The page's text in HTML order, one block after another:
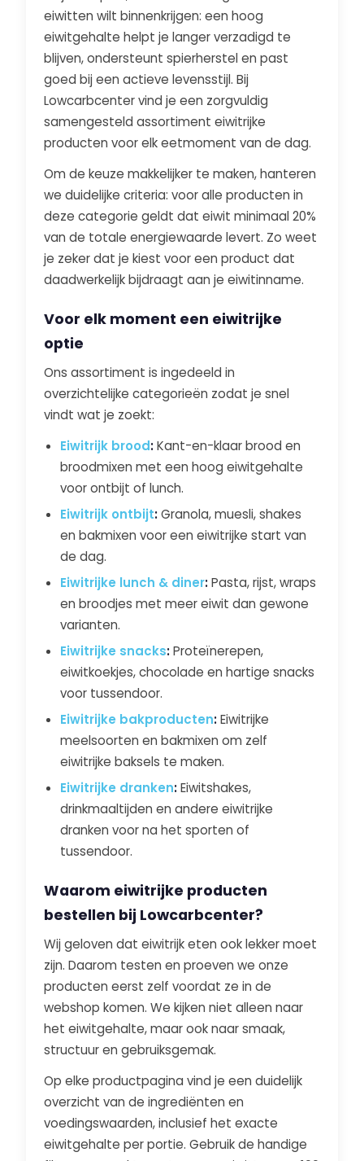
eiwitten wilt binnenkrijgen: een hoog
eiwitgehalte helpt je langer verzadigd te
blijven, ondersteunt spierherstel en past
goed bij een actieve levensstijl. Bij
Lowcarbcenter vind je een zorgvuldig
samengesteld assortiment eiwitrijke
producten voor elk eetmoment van de dag.
Om de keuze makkelijker te maken, hanteren
we duidelijke criteria: voor alle producten in
deze categorie geldt dat eiwit minimaal 20%
van de totale energiewaarde levert. Zo weet
je zeker dat je kiest voor een product dat
daadwerkelijk bijdraagt aan je eiwitinname.
Voor elk moment een eiwitrijke
optie
Ons assortiment is ingedeeld in
overzichtelijke categorieën zodat je snel
vindt wat je zoekt:
Eiwitrijk brood:Kant-en-klaar brood en
broodmixen met een hoog eiwitgehalte
voor ontbijt of lunch.
Eiwitrijk ontbijt:Granola, muesli, shakes
en bakmixen voor een eiwitrijke start van
de dag.
Eiwitrijke lunch & diner:Pasta, rijst, wraps
en broodjes met meer eiwit dan gewone
varianten.
Eiwitrijke snacks:Proteïnerepen,
eiwitkoekjes, chocolade en hartige snacks
voor tussendoor.
Eiwitrijke bakproducten:Eiwitrijke
meelsoorten en bakmixen om zelf
eiwitrijke baksels te maken.
Eiwitrijke dranken:Eiwitshakes,
drinkmaaltijden en andere eiwitrijke
dranken voor na het sporten of
tussendoor.
Waarom eiwitrijke producten
bestellen bij Lowcarbcenter?
Wij geloven dat eiwitrijk eten ook lekker moet
zijn. Daarom testen en proeven we onze
producten eerst zelf voordat ze in de
webshop komen. We kijken niet alleen naar
het eiwitgehalte, maar ook naar smaak,
structuur en gebruiksgemak.
Op elke productpagina vind je een duidelijk
overzicht van de ingrediënten en
voedingswaarden, inclusief het exacte
eiwitgehalte per portie. Gebruik de handige